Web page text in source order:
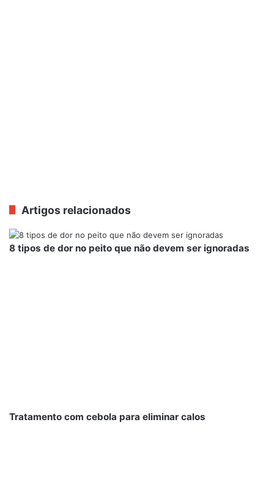
Artigos relacionados
8 tipos de dor no peito que não devem ser ignoradas
Tratamento com cebola para eliminar calos